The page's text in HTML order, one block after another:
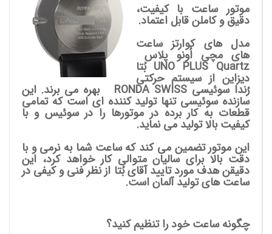
موتور ساعت با کیفیت،
دقیق و کاملن قابل اعتماد.
مدل های کوارتز ساعت
های مچی اُونو پلاس
UNO PLUS Quartz بُتا
دیزاین از سیستم حرکتی
رُندا سوئیسی RONDA SWISS بهره می برند. این
سازنده سوئیسی تنها تولید کننده ای است که تمامی
قطعات به کار برده در موتورها را در سوئیس و با
کیفیت بالا تولید می نماید.
این موتور تضمین می کند که ساعت شما به نرمی و با
دقت بالا برای سالیان متوالی کار خواهد کرد، این
دقیقن هدف مورد تایید آقای بُتا از نظر فنی و کیفی در
ساعت های تولید آلمان است.
چگونه ساعت خود را تنظیم کنید؟